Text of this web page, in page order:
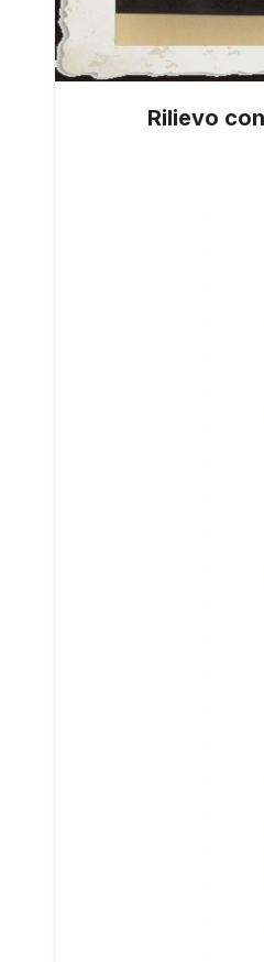
Rilievo